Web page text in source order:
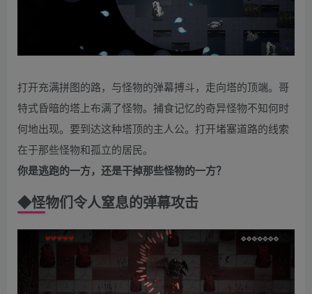
打开充满拼图的路，与怪物的弹幕搏斗，走向塔的顶端。哥
特式昏暗的塔上布满了怪物。捕食记忆的奇异怪物不知何时
何地出现。要到达这种塔顶的主人公。打开堵塞道路的线索
在于那些怪物和孤立的居民。
你是逃跑的一方，还是干掉那些怪物的一方？
◆怪物们令人窒息的弹幕攻击